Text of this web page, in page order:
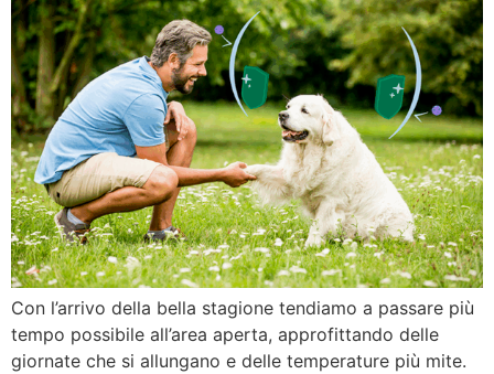
Con l’arrivo della bella stagione tendiamo a passare più
tempo possibile all’area aperta, approfittando delle
giornate che si allungano e delle temperature più mite.